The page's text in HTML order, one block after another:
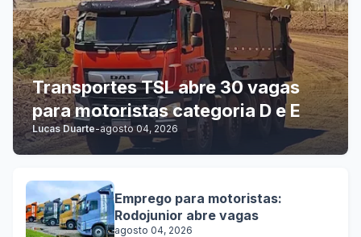
Transportes TSL abre 30 vagas
para motoristas categoria D e E
Lucas Duarte-agosto 04, 2026
Emprego para motoristas:
Rodojunior abre vagas
agosto 04, 2026